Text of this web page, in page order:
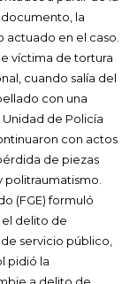
la
en el caso.
víctima de tortura
cuando salía del
con una
de Policía
con actos
de piezas
(FGE) formuló
el delito de
servicio público,
pidió la